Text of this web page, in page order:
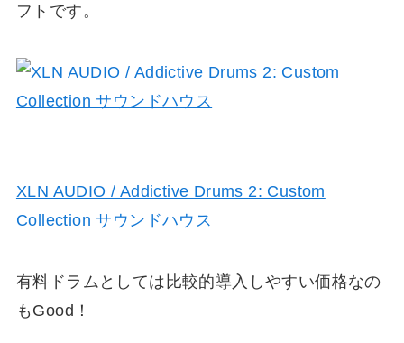
フトです。
XLN AUDIO / Addictive Drums 2: Custom
Collection サウンドハウス
有料ドラムとしては比較的導入しやすい価格なの
もGood！